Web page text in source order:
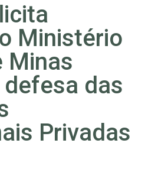
Ministério
Minas
defesa das
Privadas